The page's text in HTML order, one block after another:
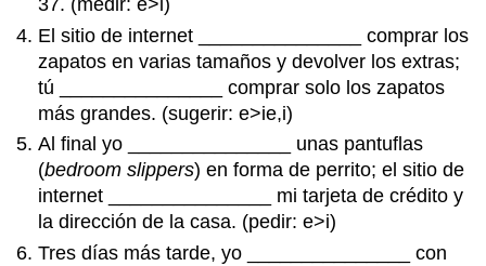
37. (medir: e>i)
El sitio de internet _______________ comprar los
zapatos en varias tamaños y devolver los extras;
tú _______________ comprar solo los zapatos
más grandes. (sugerir: e>ie,i)
Al final yo _______________ unas pantuflas
(bedroom slippers) en forma de perrito; el sitio de
internet _______________ mi tarjeta de crédito y
la dirección de la casa. (pedir: e>i)
Tres días más tarde, yo _______________ con